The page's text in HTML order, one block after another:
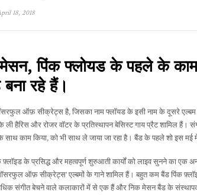
18, 2018
पिंक फ्लोयड के पहले के
रहे हैं।
ऑफ़ सीक्रेट्स है, जिसका नाम फ्लॉयड के इसी नाम के दूसरे एल्बम
हैरिस और रोजर वॉटर के प्रतिस्थापन बेसिस्ट गाय प्रैट शामिल हैं।
के साथ काम किया, को भी साथ ले जाया जा रहा है। बैंड के पहले शो इस मई
के प्रसिद्ध और महत्वपूर्ण शुरुआती कार्यों को लाइव सुनने का एक
ऑफ़ सीक्रेट्स' एल्बमों के गाने शामिल हैं। बहुत कम बैंड पिंक
संगीत बेचने वाले कलाकारों में से एक हैं और निक मेसन बैंड के